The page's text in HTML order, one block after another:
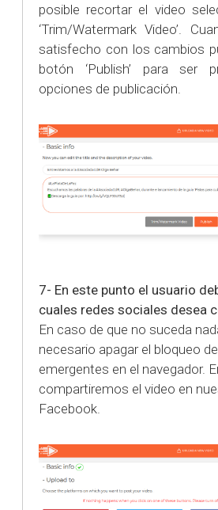
posible recortar el video
‘Trim/Watermark Video’.
satisfecho con los cambios
botón ‘Publish’ para ser
opciones de publicación.
7- En este punto el usuario
cuales redes sociales desea
En caso de que no suceda
necesario apagar el bloqueo
emergentes en el navegador.
compartiremos el video en
Facebook.